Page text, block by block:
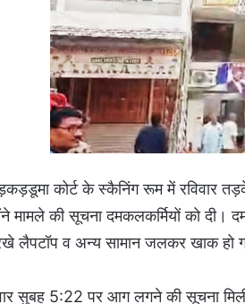
कोर्ट के स्कैनिंग रूम में रविवार
मामले की सूचना दमकलकर्मियों को
लैपटॉप व अन्य सामान जलकर खाक हो
सुबह 5:22 पर आग लगने की सूचना